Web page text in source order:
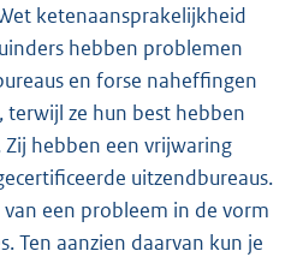
ketenaansprakelijkheid
hebben problemen
en forse naheffingen
terwijl ze hun best hebben
hebben een vrijwaring
uitzendbureaus.
van een probleem in de vorm
Ten aanzien daarvan kun je